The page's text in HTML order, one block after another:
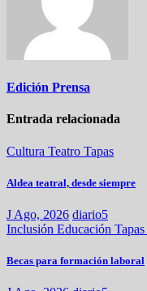
Edición Prensa
Entrada relacionada
Cultura Teatro Tapas
Aldea teatral, desde siempre
J Ago, 2026 diario5
Inclusión Educación Tapas
Becas para formación laboral